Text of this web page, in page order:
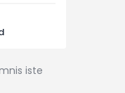
iste